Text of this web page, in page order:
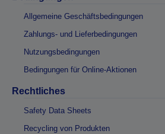
Allgemeine Geschäftsbedingungen
Zahlungs- und Lieferbedingungen
Nutzungsbedingungen
Bedingungen für Online-Aktionen
Rechtliches
Safety Data Sheets
Recycling von Produkten